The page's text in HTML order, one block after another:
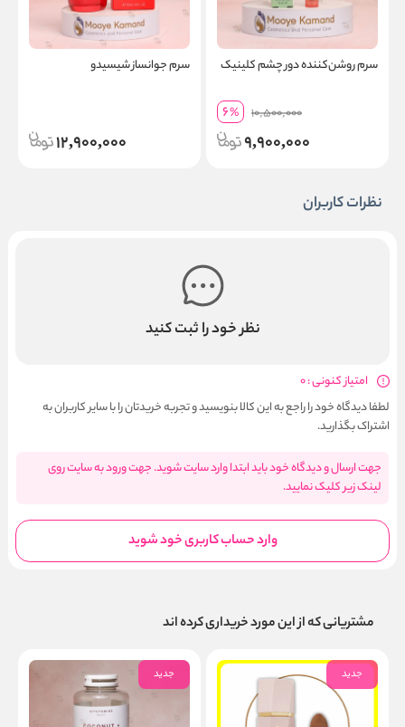
سرم روشن‌کننده دور چشم کلینیک
10,500,000
6%
9,900,000
سرم جوانساز شیسیدو
12,900,000
نظرات کاربران
نظر خود را ثبت کنید
امتیاز کنونی : 0
لطفا دیدگاه خود را راجع به این کالا بنویسید و تجربه خریدتان را با سایر کاربران به
اشتراک بگذارید.
جهت ارسال و دیدگاه خود باید ابتدا وارد سایت شوید. جهت ورود به سایت روی
لینک زیر کلیک نمایید.
وارد حساب کاربری خود شوید
مشتریانی که از این مورد خریداری کرده اند
جدید جدید